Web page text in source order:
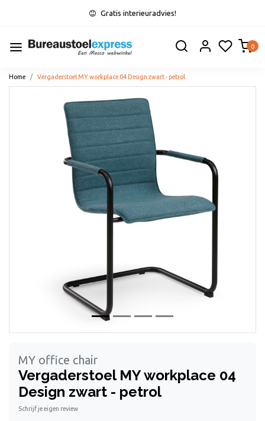
Gratis interieuradvies!
0
Home Vergaderstoel MY workplace 04 Design zwart - petrol
MY office chair
Vergaderstoel MY workplace 04
Design zwart - petrol
Schrijf je eigen review